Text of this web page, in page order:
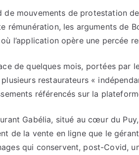
de mouvements de protestation
rémunération, les arguments de
l’application opère une percée
de quelques mois, portées par
restaurateurs «
référencés sur la
Gabélia, situé au cœur du
de la vente en ligne que le
qui conservent, post-Covid,